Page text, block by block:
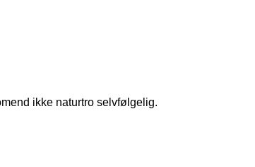
ikke naturtro selvfølgelig.